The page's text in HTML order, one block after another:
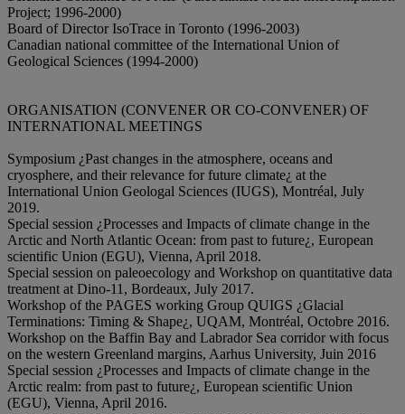
Project; 1996-2000)
Board of Director IsoTrace in Toronto (1996-2003)
Canadian national committee of the International Union of
Geological Sciences (1994-2000)
ORGANISATION (CONVENER OR CO-CONVENER) OF
INTERNATIONAL MEETINGS
Symposium ¿Past changes in the atmosphere, oceans and
cryosphere, and their relevance for future climate¿ at the
International Union Geologal Sciences (IUGS), Montréal, July
2019.
Special session ¿Processes and Impacts of climate change in the
Arctic and North Atlantic Ocean: from past to future¿, European
scientific Union (EGU), Vienna, April 2018.
Special session on paleoecology and Workshop on quantitative data
treatment at Dino-11, Bordeaux, July 2017.
Workshop of the PAGES working Group QUIGS ¿Glacial
Terminations: Timing & Shape¿, UQAM, Montréal, Octobre 2016.
Workshop on the Baffin Bay and Labrador Sea corridor with focus
on the western Greenland margins, Aarhus University, Juin 2016
Special session ¿Processes and Impacts of climate change in the
Arctic realm: from past to future¿, European scientific Union
(EGU), Vienna, April 2016.